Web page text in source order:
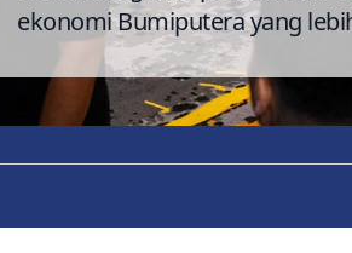
ekonomi Bumiputera yang